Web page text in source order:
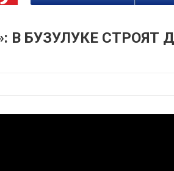
В БУЗУЛУКЕ СТРОЯТ